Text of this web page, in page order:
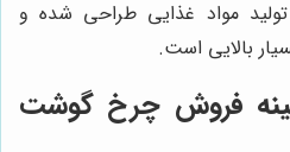
مواد غذایی طراحی شده و
بالایی است.
فروش چرخ گوشت